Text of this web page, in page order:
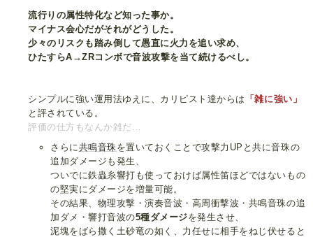
流行りの属性特化など知った事か。
マイナス会心だがそれがどうした。
少々のリスクも踏み倒して愚直に火力を追い求め、
ひたすらA→ZRコンボで音波攻撃を当て続けるべし。
シンプルに強い運用法ゆえに、カリピスト達からは 「雑に強い」
と評されている。
評価の仕方もなんか雑だ…
さらに 共鳴音珠 を置いておくことで攻撃力UPと共に音珠の
追加ダメージも発生、
ついでに鉄蟲糸響打も使っておけば属性笛ほどではないもの
の堅実にダメージを増量可能。
その結果、物理攻撃・演奏音波・高周衝撃波・共鳴音珠の追
加ダメ・響打音波の5種ダメージを発生させ、
泥塊をばら撒く土砂竜の如く、力任せに相手をねじ伏せると